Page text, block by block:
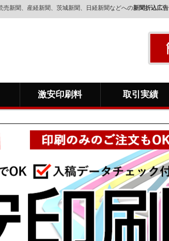
売新聞、産経新聞、茨城新聞、日経新聞などへの新聞折込広告
激安印刷料 取引実績